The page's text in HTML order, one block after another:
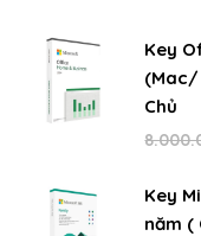
Key
(Mac/
Chủ
Key
năm (